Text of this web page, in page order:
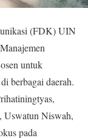
(FDK) UIN
untuk
berbagai daerah.
Niswah,
pada